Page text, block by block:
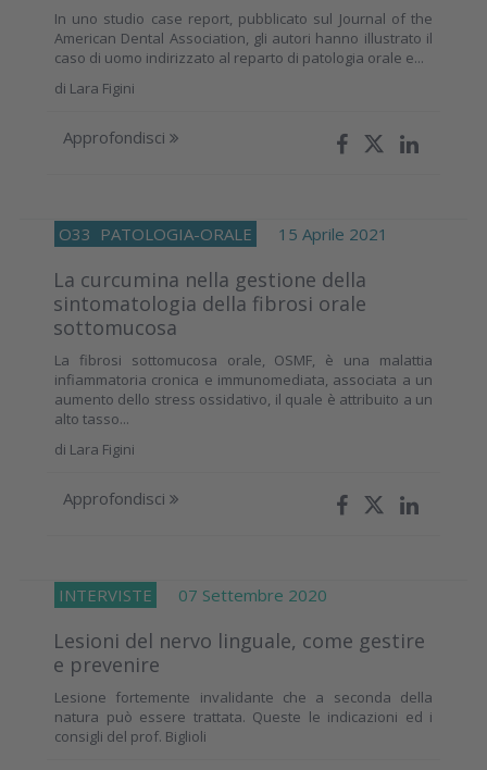
In uno studio case report, pubblicato sul Journal of the
American Dental Association, gli autori hanno illustrato il
caso di uomo indirizzato al reparto di patologia orale e...
di Lara Figini
Approfondisci
O33 PATOLOGIA-ORALE 15 Aprile 2021
La curcumina nella gestione della
sintomatologia della fibrosi orale
sottomucosa
La fibrosi sottomucosa orale, OSMF, è una malattia
infiammatoria cronica e immunomediata, associata a un
aumento dello stress ossidativo, il quale è attribuito a un
alto tasso...
di Lara Figini
Approfondisci
INTERVISTE 07 Settembre 2020
Lesioni del nervo linguale, come gestire
e prevenire
Lesione fortemente invalidante che a seconda della
natura può essere trattata. Queste le indicazioni ed i
consigli del prof. Biglioli